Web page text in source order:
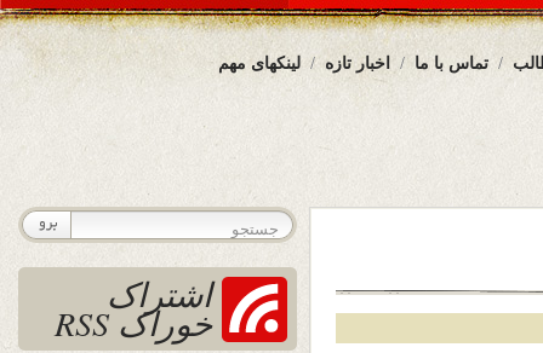
لینکهای مهم اخبار تازه تماس با ما
اشتراک
خوراک RSS